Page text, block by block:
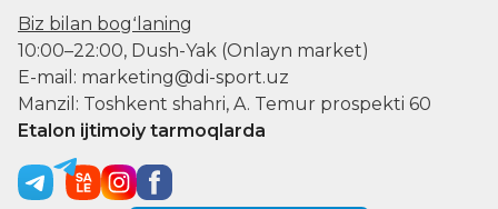
Biz bilan bogʻlaning
10:00–22:00, Dush-Yak (Onlayn market)
E-mail: marketing@di-sport.uz
Manzil: Toshkent shahri, A. Temur prospekti 60
Etalon ijtimoiy tarmoqlarda